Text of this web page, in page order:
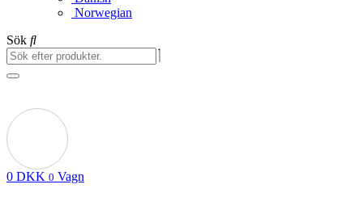
Norwegian
Sök
0 DKK 0 Vagn